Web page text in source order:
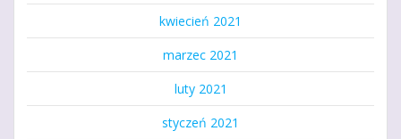
kwiecień 2021
marzec 2021
luty 2021
styczeń 2021